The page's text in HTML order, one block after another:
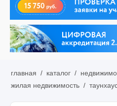
главная / каталог /
жилая недвижимость /